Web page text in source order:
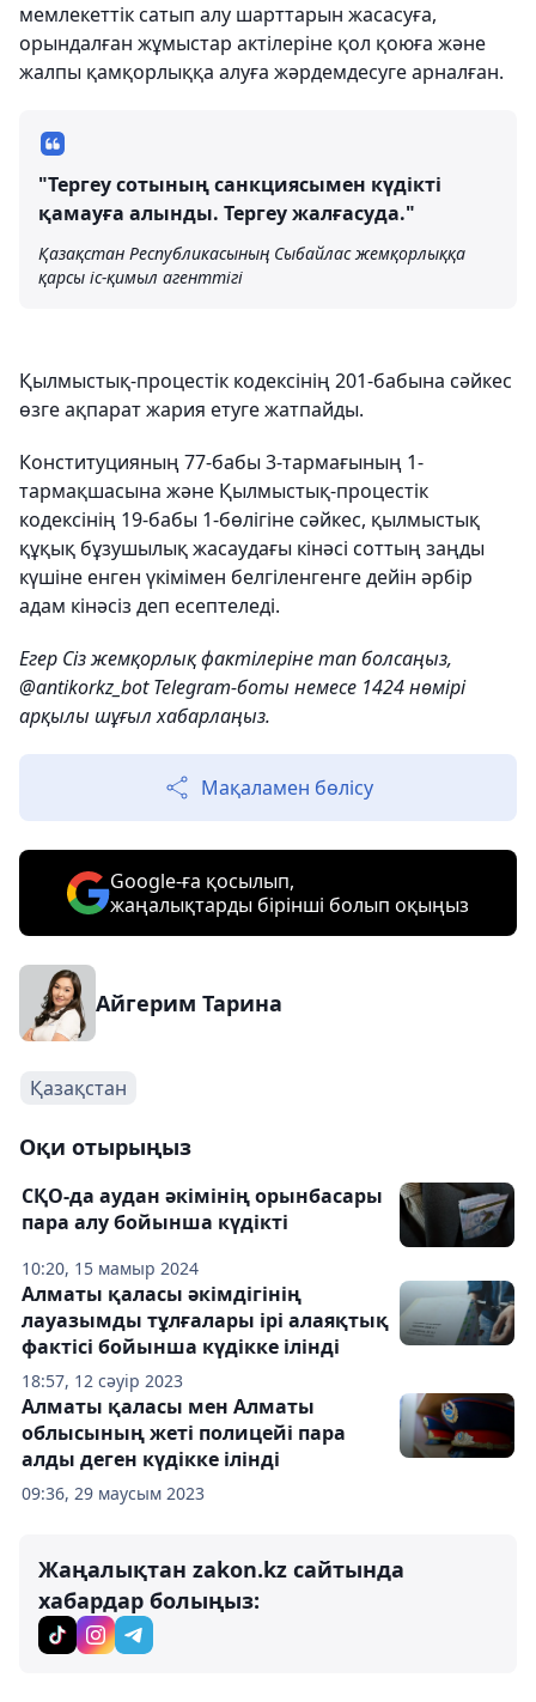
мемлекеттік сатып алу шарттарын жасасуға,
орындалған жұмыстар актілеріне қол қоюға және
жалпы қамқорлыққа алуға жәрдемдесуге арналған.
"Тергеу сотының санкциясымен күдікті
қамауға алынды. Тергеу жалғасуда."
Қазақстан Республикасының Сыбайлас жемқорлыққа
қарсы іс-қимыл агенттігі
Қылмыстық-процестік кодексінің 201-бабына сәйкес
өзге ақпарат жария етуге жатпайды.
Конституцияның 77-бабы 3-тармағының 1-
тармақшасына және Қылмыстық-процестік
кодексінің 19-бабы 1-бөлігіне сәйкес, қылмыстық
құқық бұзушылық жасаудағы кінәсі соттың заңды
күшіне енген үкімімен белгіленгенге дейін әрбір
адам кінәсіз деп есептеледі.
Егер Сіз жемқорлық фактілеріне тап болсаңыз,
@antikorkz_bot Telegram-боты немесе 1424 нөмірі
арқылы шұғыл хабарлаңыз.
Мақаламен бөлісу
Google-ға қосылып,
жаңалықтарды бірінші болып оқыңыз
Айгерим Тарина
Қазақстан
Оқи отырыңыз
10:20, 15 мамыр 2024
СҚО-да аудан әкімінің орынбасары
пара алу бойынша күдікті
18:57, 12 сәуір 2023
Алматы қаласы әкімдігінің
лауазымды тұлғалары ірі алаяқтық
фактісі бойынша күдікке ілінді
09:36, 29 маусым 2023
Алматы қаласы мен Алматы
облысының жеті полицейі пара
алды деген күдікке ілінді
Жаңалықтан zakon.kz сайтында
хабардар болыңыз: